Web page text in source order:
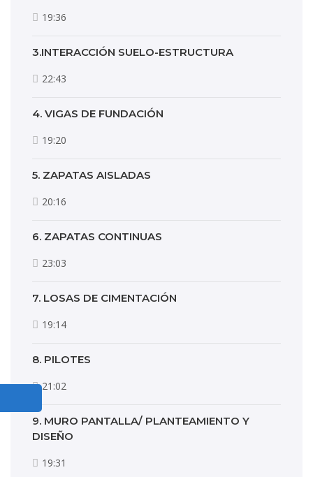
19:36
3.INTERACCIÓN SUELO-ESTRUCTURA
22:43
4. VIGAS DE FUNDACIÓN
19:20
5. ZAPATAS AISLADAS
20:16
6. ZAPATAS CONTINUAS
23:03
7. LOSAS DE CIMENTACIÓN
19:14
8. PILOTES
21:02
9. MURO PANTALLA/ PLANTEAMIENTO Y
DISEÑO
19:31